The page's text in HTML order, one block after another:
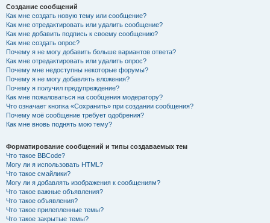
Создание сообщений
Как мне создать новую тему или сообщение?
Как мне отредактировать или удалить сообщение?
Как мне добавить подпись к своему сообщению?
Как мне создать опрос?
Почему я не могу добавить больше вариантов ответа?
Как мне отредактировать или удалить опрос?
Почему мне недоступны некоторые форумы?
Почему я не могу добавлять вложения?
Почему я получил предупреждение?
Как мне пожаловаться на сообщения модератору?
Что означает кнопка «Сохранить» при создании сообщения?
Почему моё сообщение требует одобрения?
Как мне вновь поднять мою тему?
Форматирование сообщений и типы создаваемых тем
Что такое BBCode?
Могу ли я использовать HTML?
Что такое смайлики?
Могу ли я добавлять изображения к сообщениям?
Что такое важные объявления?
Что такое объявления?
Что такое прилепленные темы?
Что такое закрытые темы?